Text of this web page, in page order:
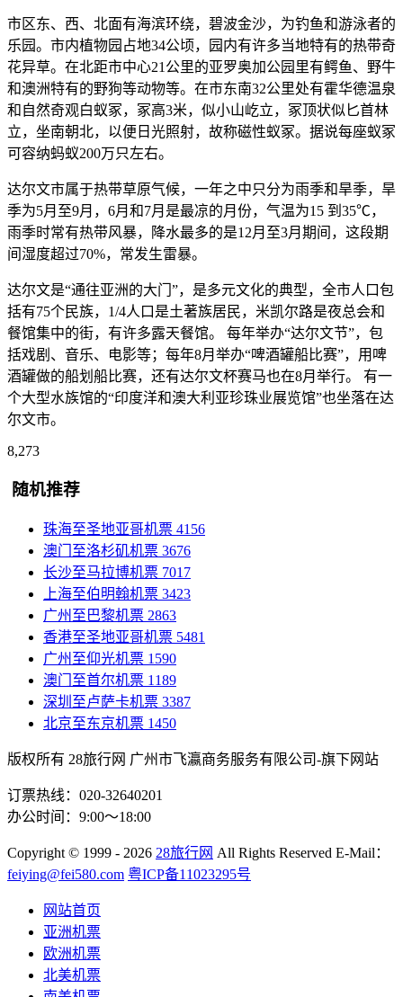
市区东、西、北面有海滨环绕，碧波金沙，为钓鱼和游泳者的
乐园。市内植物园占地34公顷，园内有许多当地特有的热带奇
花异草。在北距市中心21公里的亚罗奥加公园里有鳄鱼、野牛
和澳洲特有的野狗等动物等。在市东南32公里处有霍华德温泉
和自然奇观白蚁冢，冢高3米，似小山屹立，冢顶状似匕首林
立，坐南朝北，以便日光照射，故称磁性蚁冢。据说每座蚁冢
可容纳蚂蚁200万只左右。
达尔文市属于热带草原气候，一年之中只分为雨季和旱季，旱
季为5月至9月，6月和7月是最凉的月份，气温为15 到35℃，
雨季时常有热带风暴，降水最多的是12月至3月期间，这段期
间湿度超过70%，常发生雷暴。
达尔文是“通往亚洲的大门”，是多元文化的典型，全市人口包
括有75个民族，1/4人口是土著族居民，米凯尔路是夜总会和
餐馆集中的街，有许多露天餐馆。 每年举办“达尔文节”，包
括戏剧、音乐、电影等；每年8月举办“啤酒罐船比赛”，用啤
酒罐做的船划船比赛，还有达尔文杯赛马也在8月举行。 有一
个大型水族馆的“印度洋和澳大利亚珍珠业展览馆”也坐落在达
尔文市。
8,273
随机推荐
珠海至圣地亚哥机票 4156
澳门至洛杉矶机票 3676
长沙至马拉博机票 7017
上海至伯明翰机票 3423
广州至巴黎机票 2863
香港至圣地亚哥机票 5481
广州至仰光机票 1590
澳门至首尔机票 1189
深圳至卢萨卡机票 3387
北京至东京机票 1450
版权所有 28旅行网 广州市飞瀛商务服务有限公司-旗下网站
订票热线：020-32640201
办公时间：9:00～18:00
Copyright © 1999 - 2026 28旅行网 All Rights Reserved E-Mail：
feiying@fei580.com 粤ICP备11023295号
网站首页
亚洲机票
欧洲机票
北美机票